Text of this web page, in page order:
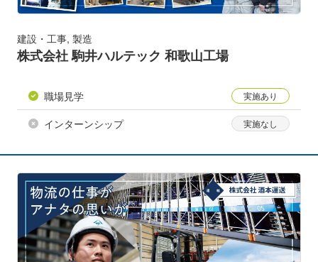
建設・工事, 製造
株式会社 駒井ハルテック 和歌山工場
職場見学
インターンシップ